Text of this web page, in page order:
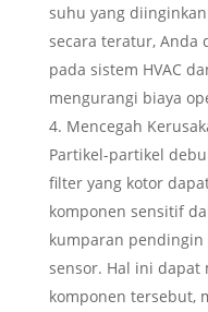
suhu yang
secara teratur, Anda
pada sistem HVAC
mengurangi biaya
Mencegah
Partikel-partikel
filter yang kotor
komponen sensitif
kumparan pendingin
sensor. Hal ini dapat
komponen tersebut,